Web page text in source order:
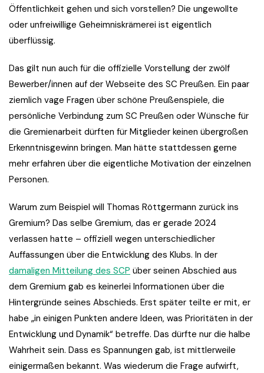
Öffentlichkeit gehen und sich vorstellen? Die ungewollte
oder unfreiwillige Geheimniskrämerei ist eigentlich
überflüssig.
Das gilt nun auch für die offizielle Vorstellung der zwölf
Bewerber/innen auf der Webseite des SC Preußen. Ein paar
ziemlich vage Fragen über schöne Preußenspiele, die
persönliche Verbindung zum SC Preußen oder Wünsche für
die Gremienarbeit dürften für Mitglieder keinen übergroßen
Erkenntnisgewinn bringen. Man hätte stattdessen gerne
mehr erfahren über die eigentliche Motivation der einzelnen
Personen.
Warum zum Beispiel will Thomas Röttgermann zurück ins
Gremium? Das selbe Gremium, das er gerade 2024
verlassen hatte – offiziell wegen unterschiedlicher
Auffassungen über die Entwicklung des Klubs. In der
damaligen Mitteilung des SCP über seinen Abschied aus
dem Gremium gab es keinerlei Informationen über die
Hintergründe seines Abschieds. Erst später teilte er mit, er
habe „in einigen Punkten andere Ideen, was Prioritäten in der
Entwicklung und Dynamik“ betreffe. Das dürfte nur die halbe
Wahrheit sein. Dass es Spannungen gab, ist mittlerweile
einigermaßen bekannt. Was wiederum die Frage aufwirft,